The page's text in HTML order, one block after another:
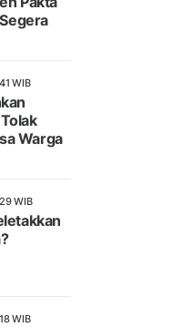
WIB
Warga
WIB
WIB